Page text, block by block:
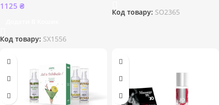
1125 ₴
Код товару: SX1556
Код товару: SO2365